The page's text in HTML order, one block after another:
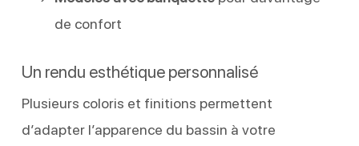
de confort
Un rendu esthétique personnalisé
Plusieurs coloris et finitions permettent
d’adapter l’apparence du bassin à votre